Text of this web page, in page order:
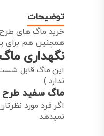
توضیحات
خرید ماگ های طرح
همچنین هم برای
نگهداری
این ماگ قابل
ندارد )
ماگ سفید طرح
اگر فرد مورد
نمیدهد